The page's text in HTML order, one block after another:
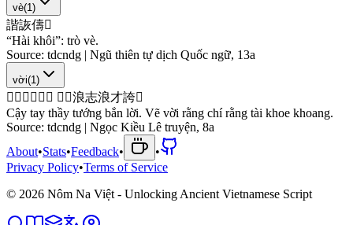
vè(1)
諧詼儔󱒼
“Hài khôi”: trò vè.
Source: tdcndg | Ngũ thiên tự dịch Quốc ngữ, 13a
vời(1)
𢚁 𢬣 柴 相 𡭉 𠳒 󰬯 󱒼浪志浪才誇𧧯
Cậy tay thầy tướng bắn lời. Vẽ vời rằng chí rằng tài khoe khoang.
Source: tdcndg | Ngọc Kiều Lê truyện, 8a
About•Stats•Feedback•
•
Privacy Policy•Terms of Service
© 2026 Nôm Na Việt - Unlocking Ancient Vietnamese Script